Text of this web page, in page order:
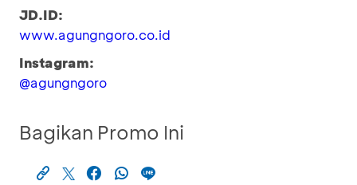
JD.ID:
www.agungngoro.co.id
Instagram:
@agungngoro
Bagikan Promo Ini